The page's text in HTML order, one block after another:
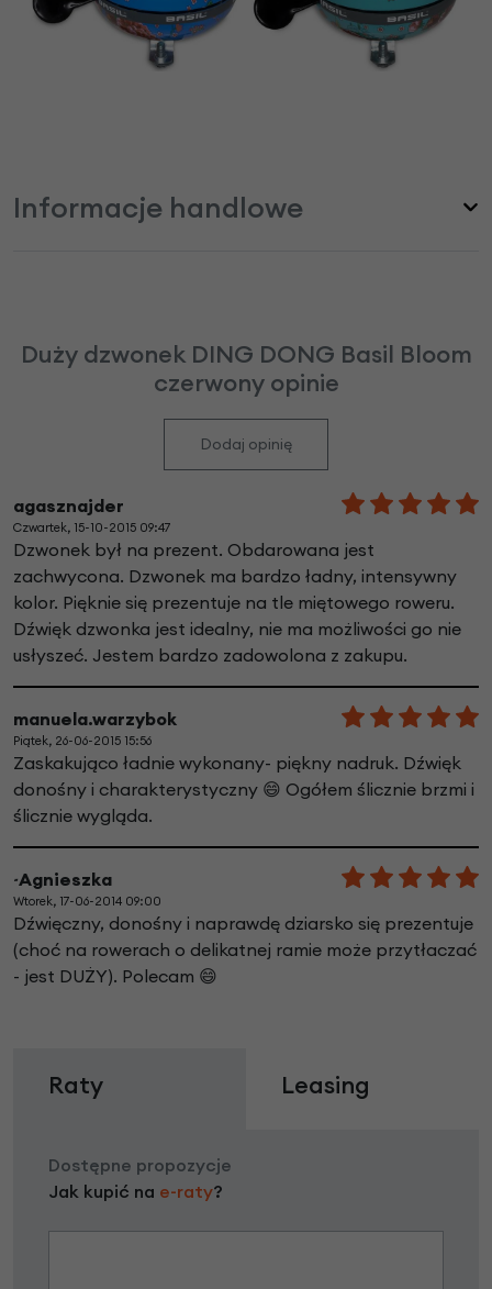
Informacje handlowe
Duży dzwonek DING DONG Basil Bloom
czerwony opinie
Dodaj opinię
agasznajder
Czwartek, 15-10-2015 09:47
Dzwonek był na prezent. Obdarowana jest
zachwycona. Dzwonek ma bardzo ładny, intensywny
kolor. Pięknie się prezentuje na tle miętowego roweru.
Dźwięk dzwonka jest idealny, nie ma możliwości go nie
usłyszeć. Jestem bardzo zadowolona z zakupu.
manuela.warzybok
Piątek, 26-06-2015 15:56
Zaskakująco ładnie wykonany- piękny nadruk. Dźwięk
donośny i charakterystyczny 😄 Ogółem ślicznie brzmi i
ślicznie wygląda.
~Agnieszka
Wtorek, 17-06-2014 09:00
Dźwięczny, donośny i naprawdę dziarsko się prezentuje
(choć na rowerach o delikatnej ramie może przytłaczać
- jest DUŻY). Polecam 😄
Raty Leasing
Dostępne propozycje
Jak kupić na e-raty?